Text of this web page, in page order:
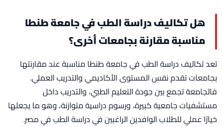
هل تكاليف دراسة الطب في جامعة طنطا
مناسبة مقارنة بجامعات أخرى؟
تعد تكاليف دراسة الطب في جامعة طنطا مناسبة عند مقارنتها
بجامعات تقدم نفس المستوى الأكاديمي والتدريب العملي.
فالجامعة تجمع بين جودة التعليم الطبي، والتدريب داخل
مستشفيات جامعية كبيرة، ورسوم دراسية متوازنة، وهو ما يجعلها
خيارًا عملي للطلاب الوافدين الراغبين في دراسة الطب في مصر.